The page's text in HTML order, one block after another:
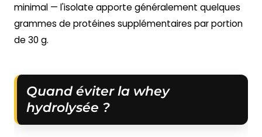
minimal — l'isolate apporte généralement quelques
grammes de protéines supplémentaires par portion
de 30 g.
Quand éviter la whey
hydrolysée ?